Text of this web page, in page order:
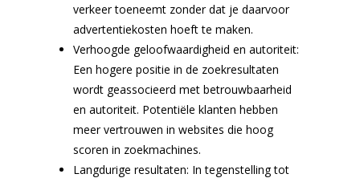
verkeer toeneemt zonder dat je daarvoor
advertentiekosten hoeft te maken.
Verhoogde geloofwaardigheid en autoriteit:
Een hogere positie in de zoekresultaten
wordt geassocieerd met betrouwbaarheid
en autoriteit. Potentiële klanten hebben
meer vertrouwen in websites die hoog
scoren in zoekmachines.
Langdurige resultaten: In tegenstelling tot